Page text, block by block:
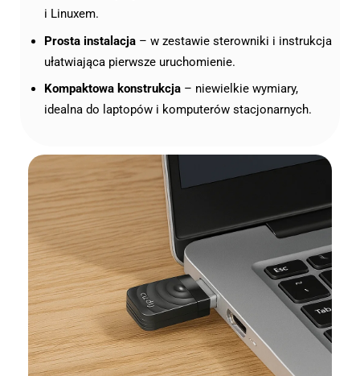
i Linuxem.
Prosta instalacja – w zestawie sterowniki i instrukcja
ułatwiająca pierwsze uruchomienie.
Kompaktowa konstrukcja – niewielkie wymiary,
idealna do laptopów i komputerów stacjonarnych.